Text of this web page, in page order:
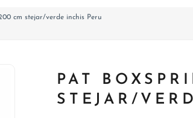
cm stejar/verde inchis Peru
PAT
STEJAR/